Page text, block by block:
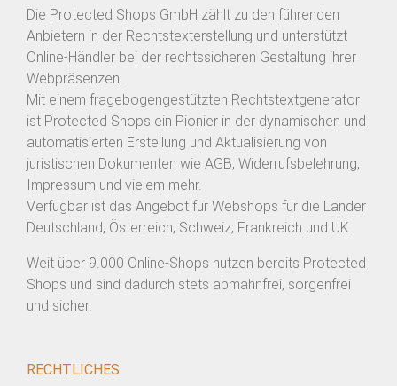
Die Protected Shops GmbH zählt zu den führenden
Anbietern in der Rechtstexterstellung und unterstützt
Online-Händler bei der rechtssicheren Gestaltung ihrer
Webpräsenzen.
Mit einem fragebogengestützten Rechtstextgenerator
ist Protected Shops ein Pionier in der dynamischen und
automatisierten Erstellung und Aktualisierung von
juristischen Dokumenten wie AGB, Widerrufsbelehrung,
Impressum und vielem mehr.
Verfügbar ist das Angebot für Webshops für die Länder
Deutschland, Österreich, Schweiz, Frankreich und UK.
Weit über 9.000 Online-Shops nutzen bereits Protected
Shops und sind dadurch stets abmahnfrei, sorgenfrei
und sicher.
RECHTLICHES